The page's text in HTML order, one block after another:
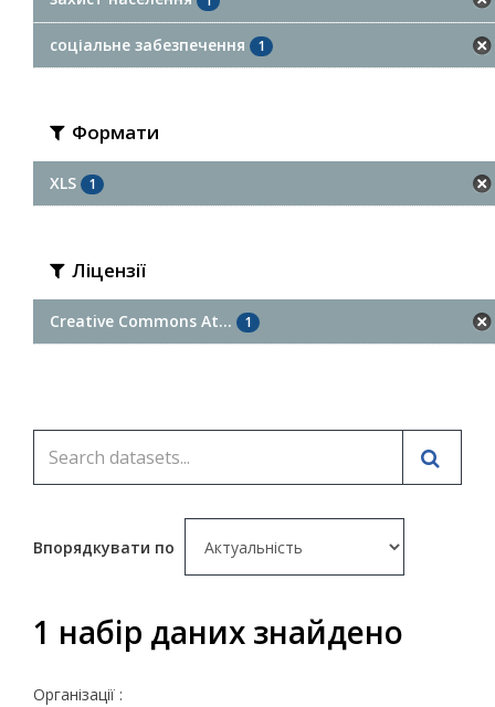
соціальне забезпечення 1
Формати
XLS 1
Ліцензії
Creative Commons At... 1
Впорядкувати по
1 набір даних знайдено
Організації :